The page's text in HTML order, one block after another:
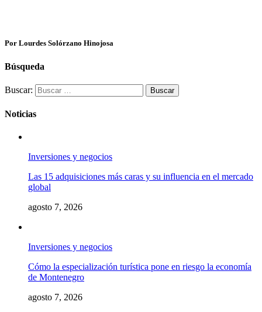
Por Lourdes Solórzano Hinojosa
Búsqueda
Buscar:
Noticias
Inversiones y negocios
Las 15 adquisiciones más caras y su influencia en el mercado
global
agosto 7, 2026
Inversiones y negocios
Cómo la especialización turística pone en riesgo la economía
de Montenegro
agosto 7, 2026